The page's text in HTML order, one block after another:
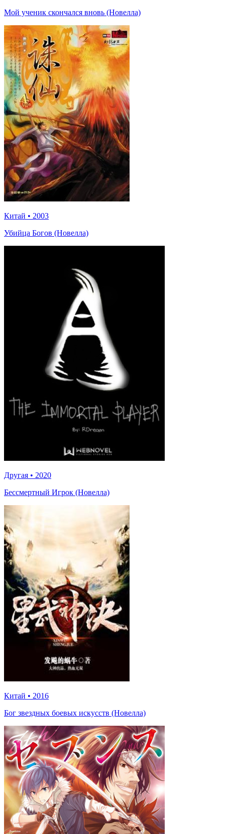
Мой ученик скончался вновь (Новелла)
Китай • 2003
Убийца Богов (Новелла)
Другая • 2020
Бессмертный Игрок (Новелла)
Китай • 2016
Бог звездных боевых искусств (Новелла)